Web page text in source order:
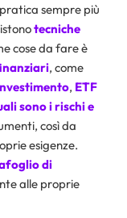
sempre più
tecniche
cose da fare è
, come
, ETF
sono i rischi e
così da
esigenze.
di
alle proprie